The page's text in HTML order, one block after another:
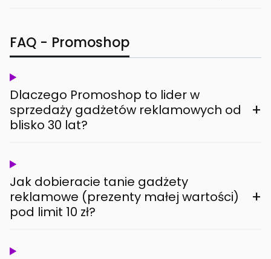
FAQ - Promoshop
Dlaczego Promoshop to lider w
sprzedaży gadżetów reklamowych od
blisko 30 lat?
+
Jak dobieracie tanie gadżety
reklamowe (prezenty małej wartości)
pod limit 10 zł?
+